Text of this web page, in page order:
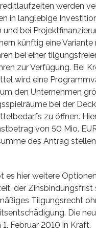
werden
in langlebige
und bei
künftig eine
bei einer
zur Verfügung. Bei
wird eine
den Unternehmen
bei der
zu öffnen.
von 50 Mio.
des Antrag
es hier weitere
der Zinsbindungsfrist
Tilgungsrecht
Die
Februar 2010 in Kraft.